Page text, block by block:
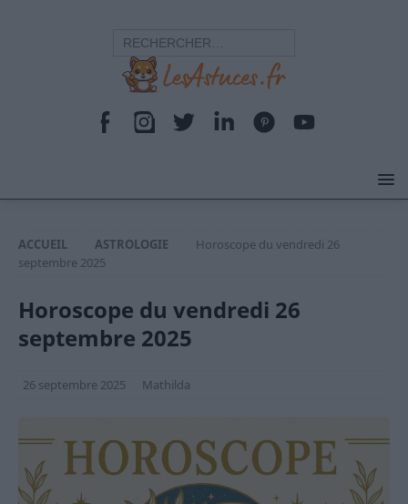
ACCUEIL ASTROLOGIE
Horoscope du vendredi 26
septembre 2025
Horoscope du vendredi 26
septembre 2025
26 septembre 2025 Mathilda